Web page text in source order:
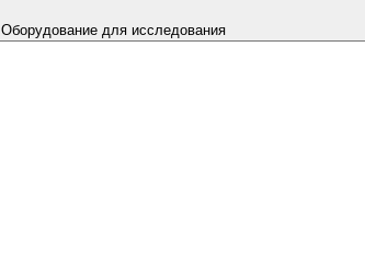
Оборудование для исследования